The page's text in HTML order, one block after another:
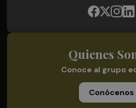
Quienes
Conoce al grupo
Conócenos